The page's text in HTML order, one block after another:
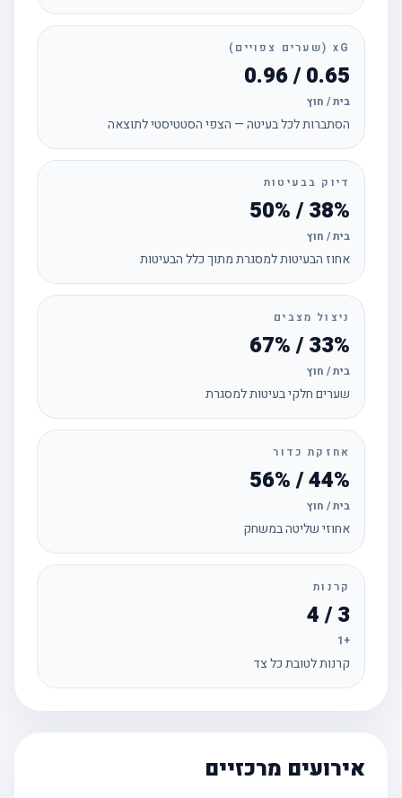
xG (שערים צפויים)
0.65 / 0.96
בית / חוץ
הסתברות לכל בעיטה — הצפי הסטטיסטי לתוצאה
דיוק בבעיטות
38% / 50%
בית / חוץ
אחוז הבעיטות למסגרת מתוך כלל הבעיטות
ניצול מצבים
33% / 67%
בית / חוץ
שערים חלקי בעיטות למסגרת
אחזקת כדור
44% / 56%
בית / חוץ
אחוזי שליטה במשחק
קרנות
3 / 4
קרנות לטובת כל צד
אירועים מרכזיים